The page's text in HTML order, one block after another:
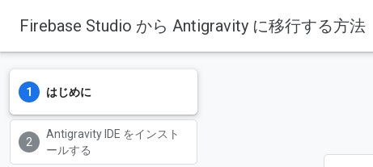
Firebase Studio から Antigravity に移行する方法
はじめに
Antigravity IDE をインスト
ールする